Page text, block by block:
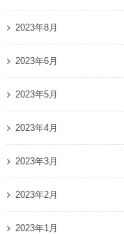
2023年8月
2023年6月
2023年5月
2023年4月
2023年3月
2023年2月
2023年1月